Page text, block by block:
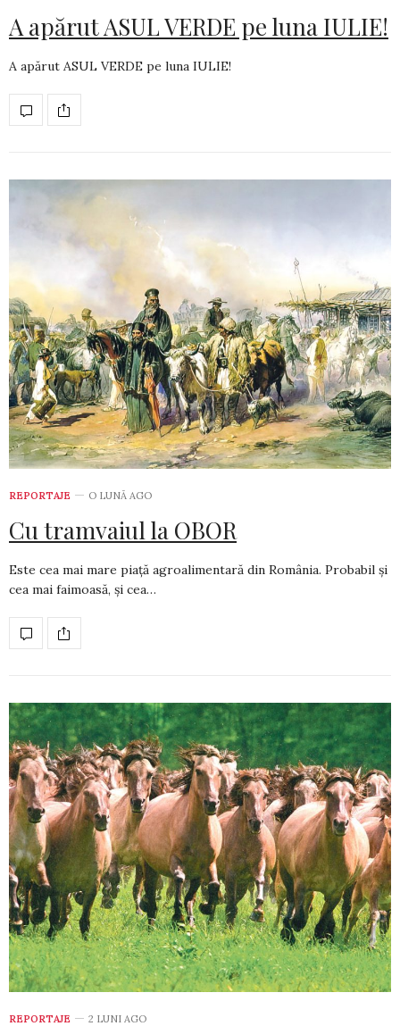
A apărut ASUL VERDE pe luna IULIE!
A apărut ASUL VERDE pe luna IULIE!
REPORTAJE O LUNĂ AGO
Cu tramvaiul la OBOR
Este cea mai mare piață agroalimentară din România. Probabil și
cea mai faimoasă, și cea…
REPORTAJE 2 LUNI AGO